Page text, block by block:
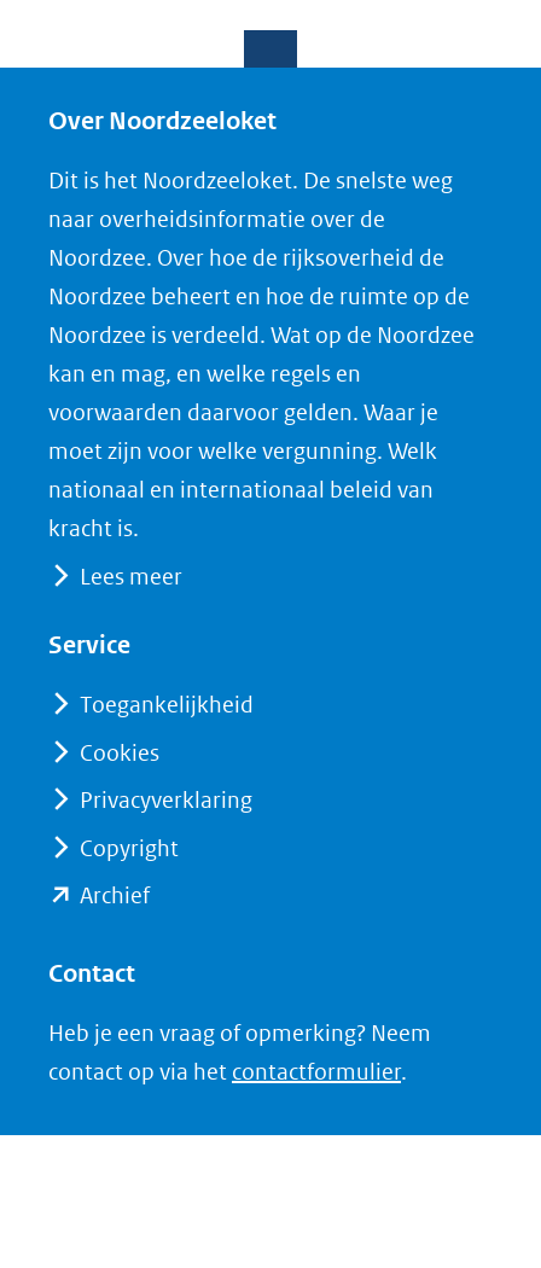
e
o
p
F
a
c
e
b
o
o
in
(verwijst
een
andere
website)
e
o
p
L
i
n
k
e
d
I
(verwijst
andere
e
o
p
X
(opent
in
nieuw
venster)
(verwijst
naar
n
o
a
d
P
D
F
Over Noordzeeloket
Dit is het Noordzeeloket. De snelste weg
naar overheidsinformatie over de
Noordzee. Over hoe de rijksoverheid de
Noordzee beheert en hoe de ruimte op de
Noordzee is verdeeld. Wat op de Noordzee
kan en mag, en welke regels en
voorwaarden daarvoor gelden. Waar je
moet zijn voor welke vergunning. Welk
nationaal en internationaal beleid van
kracht is.
Lees meer
Service
Toegankelijkheid
Cookies
Privacyverklaring
Copyright
Archief(opent
(verwijst
naar
Contact
Heb je een vraag of opmerking? Neem
contact op via het contactformulier.